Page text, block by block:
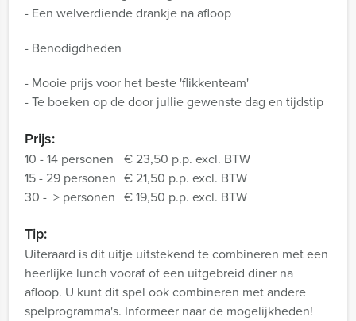
- Een welverdiende drankje na afloop
- Benodigdheden
- Mooie prijs voor het beste 'flikkenteam'
- Te boeken op de door jullie gewenste dag en tijdstip
Prijs:
10 - 14 personen
€ 23,50 p.p. excl. BTW
15 - 29 personen € 21,50 p.p. excl. BTW
30 - > personen € 19,50 p.p. excl. BTW
Tip:
Uiteraard is dit uitje uitstekend te combineren met een
heerlijke lunch vooraf of een uitgebreid diner na
afloop. U kunt dit spel ook combineren met andere
spelprogramma's. Informeer naar de mogelijkheden!